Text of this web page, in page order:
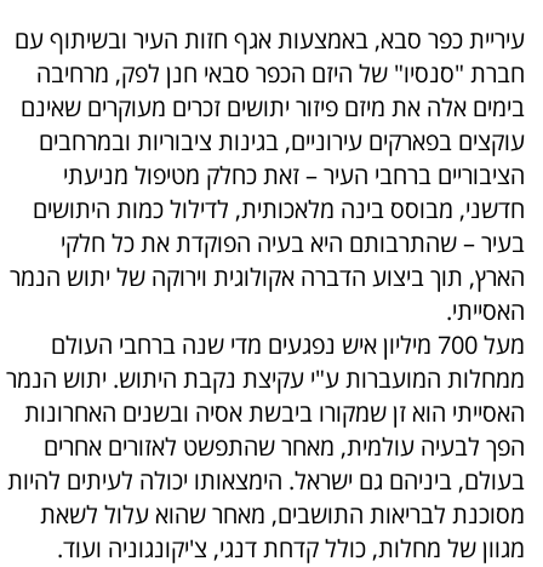
עיריית כפר סבא, באמצעות אגף חזות העיר ובשיתוף עם
חברת "סנסיו" של היזם הכפר סבאי חנן לפק, מרחיבה
בימים אלה את מיזם פיזור יתושים זכרים מעוקרים שאינם
עוקצים בפארקים עירוניים, בגינות ציבוריות ובמרחבים
הציבוריים ברחבי העיר – זאת כחלק מטיפול מניעתי
חדשני, מבוסס בינה מלאכותית, לדילול כמות היתושים
בעיר – שהתרבותם היא בעיה הפוקדת את כל חלקי
הארץ, תוך ביצוע הדברה אקולוגית וירוקה של יתוש הנמר
האסייתי.
מעל 700 מיליון איש נפגעים מדי שנה ברחבי העולם
ממחלות המועברות ע"י עקיצת נקבת היתוש. יתוש הנמר
האסייתי הוא זן שמקורו ביבשת אסיה ובשנים האחרונות
הפך לבעיה עולמית, מאחר שהתפשט לאזורים אחרים
בעולם, ביניהם גם ישראל. הימצאותו יכולה לעיתים להיות
מסוכנת לבריאות התושבים, מאחר שהוא עלול לשאת
מגוון של מחלות, כולל קדחת דנגי, צ'יקונגוניה ועוד.